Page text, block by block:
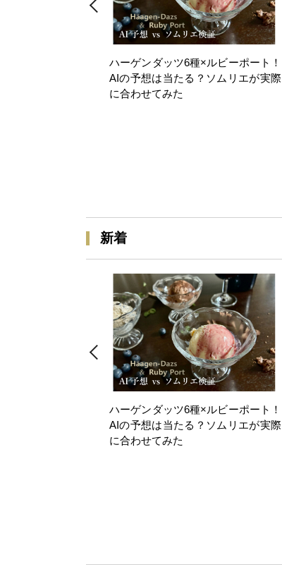
ハーゲンダッツ6種×ルビーポート！
AIの予想は当たる？ソムリエが実際
に合わせてみた
新着
ハーゲンダッツ6種×ルビーポート！
AIの予想は当たる？ソムリエが実際
に合わせてみた